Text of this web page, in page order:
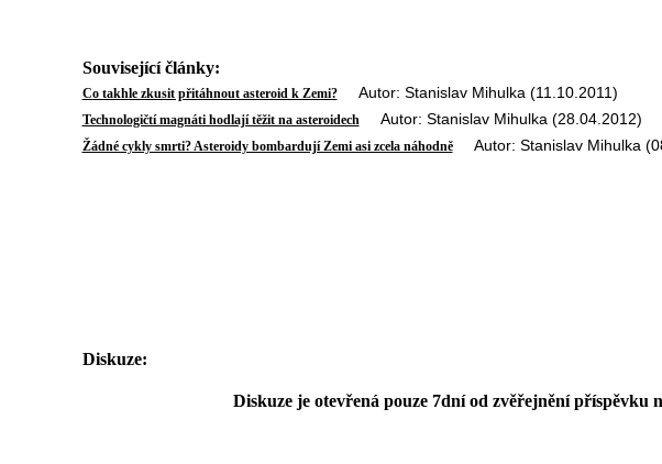
Související články:
Co takhle zkusit přitáhnout asteroid k Zemi?Autor: Stanislav Mihulka (11.10.2011)
Technologičtí magnáti hodlají těžit na asteroidech Autor: Stanislav Mihulka (28.04.2012)
Žádné cykly smrti? Asteroidy bombardují Zemi asi zcela náhodněAutor: Stanislav Mihulka
Diskuze:
Diskuze je otevřená pouze 7dní od zvěřejnění příspěvku